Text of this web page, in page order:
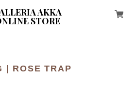
AKKA
STORE
| ROSE TRAP